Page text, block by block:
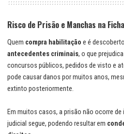
Risco de Prisão e Manchas na
Quem compra habilitação e é
antecedentes criminais, o que
concursos públicos, pedidos de visto e
pode causar danos por muitos anos,
extinto posteriormente.
Em muitos casos, a prisão não ocorre
judicial segue, podendo resultar em